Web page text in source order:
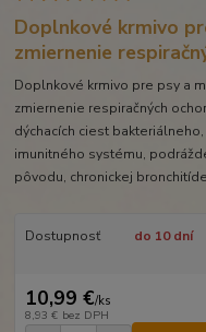
Doplnkové krmivo
zmiernenie
Doplnkové krmivo pre psy a
zmiernenie respiračných
dýchacích ciest
imunitného systému,
pôvodu, chronickej
Dostupnosť do 10 dní
10,99 €/ks
8,93 € bez DPH